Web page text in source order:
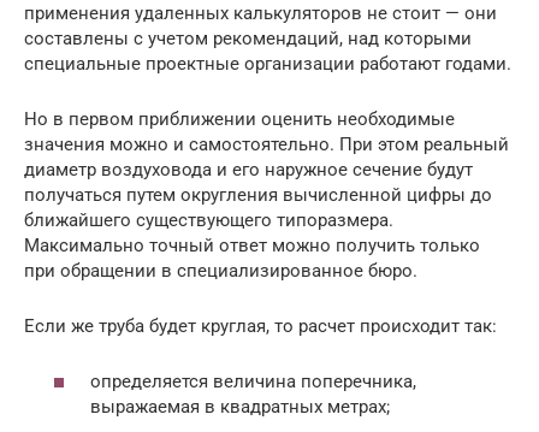
применения удаленных калькуляторов не стоит — они
составлены с учетом рекомендаций, над которыми
специальные проектные организации работают годами.
Но в первом приближении оценить необходимые
значения можно и самостоятельно. При этом реальный
диаметр воздуховода и его наружное сечение будут
получаться путем округления вычисленной цифры до
ближайшего существующего типоразмера.
Максимально точный ответ можно получить только
при обращении в специализированное бюро.
Если же труба будет круглая, то расчет происходит так:
определяется величина поперечника,
выражаемая в квадратных метрах;